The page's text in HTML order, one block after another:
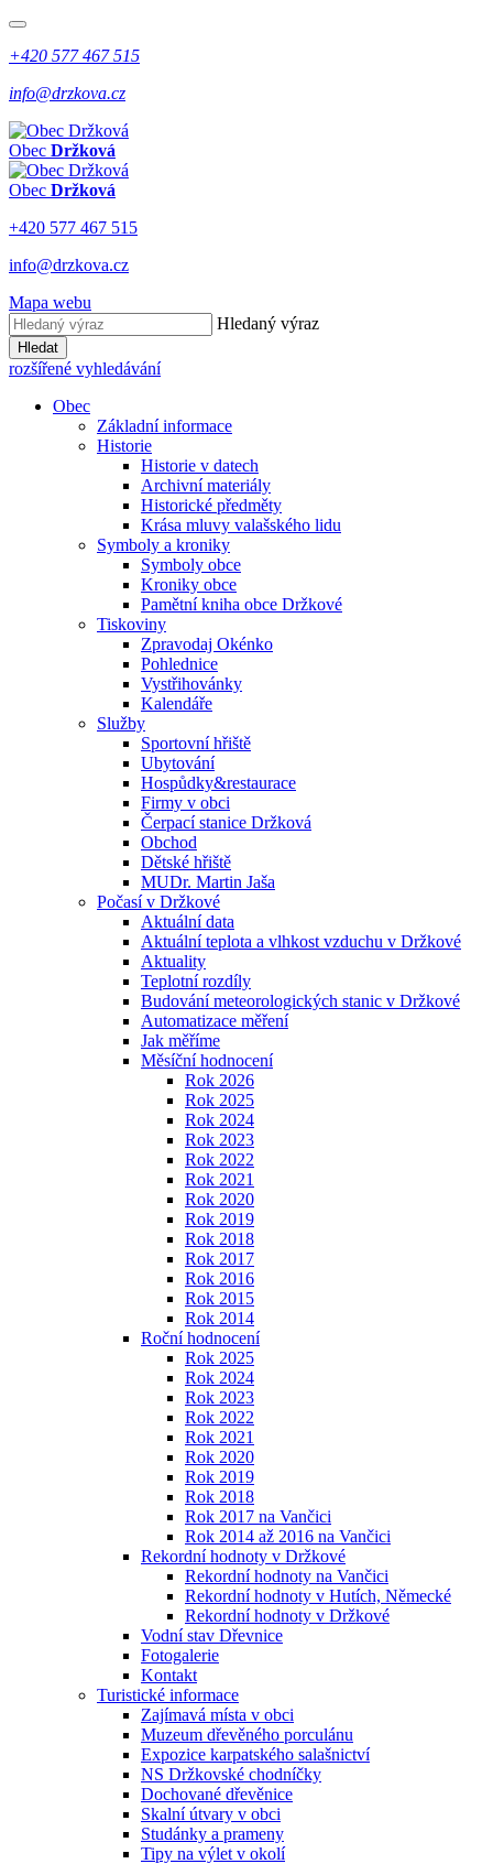
+420 577 467 515
info@drzkova.cz
Obec Držková
Obec Držková
+420 577 467 515
info@drzkova.cz
Mapa webu
Hledaný výraz
Hledat
rozšířené vyhledávání
Obec
Základní informace
Historie
Historie v datech
Archivní materiály
Historické předměty
Krása mluvy valašského lidu
Symboly a kroniky
Symboly obce
Kroniky obce
Pamětní kniha obce Držkové
Tiskoviny
Zpravodaj Okénko
Pohlednice
Vystřihovánky
Kalendáře
Služby
Sportovní hřiště
Ubytování
Hospůdky&restaurace
Firmy v obci
Čerpací stanice Držková
Obchod
Dětské hřiště
MUDr. Martin Jaša
Počasí v Držkové
Aktuální data
Aktuální teplota a vlhkost vzduchu v Držkové
Aktuality
Teplotní rozdíly
Budování meteorologických stanic v Držkové
Automatizace měření
Jak měříme
Měsíční hodnocení
Rok 2026
Rok 2025
Rok 2024
Rok 2023
Rok 2022
Rok 2021
Rok 2020
Rok 2019
Rok 2018
Rok 2017
Rok 2016
Rok 2015
Rok 2014
Roční hodnocení
Rok 2025
Rok 2024
Rok 2023
Rok 2022
Rok 2021
Rok 2020
Rok 2019
Rok 2018
Rok 2017 na Vančici
Rok 2014 až 2016 na Vančici
Rekordní hodnoty v Držkové
Rekordní hodnoty na Vančici
Rekordní hodnoty v Hutích, Německé
Rekordní hodnoty v Držkové
Vodní stav Dřevnice
Fotogalerie
Kontakt
Turistické informace
Zajímavá místa v obci
Muzeum dřevěného porculánu
Expozice karpatského salašnictví
NS Držkovské chodníčky
Dochované dřevěnice
Skalní útvary v obci
Studánky a prameny
Tipy na výlet v okolí